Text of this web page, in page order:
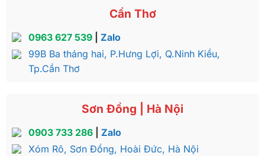
Cần Thơ
0963 627 539| Zalo
99B Ba tháng hai, P.Hưng Lợi, Q.Ninh Kiều,
Tp.Cần Thơ
Sơn Đồng | Hà Nội
0903 733 286| Zalo
Xóm Rô, Sơn Đồng, Hoài Đức, Hà Nội